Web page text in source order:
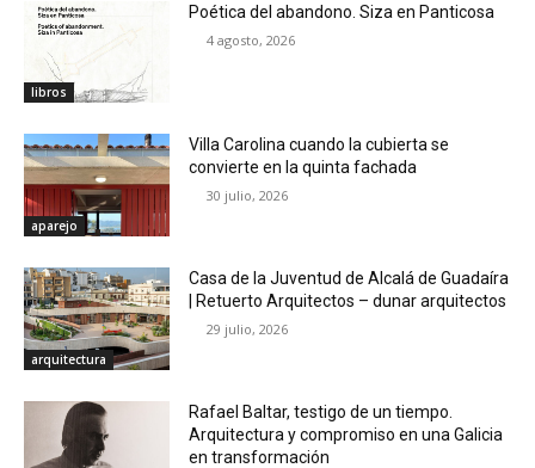
libros
Poética del abandono. Siza en Panticosa
4 agosto, 2026
aparejo
Villa Carolina cuando la cubierta se
convierte en la quinta fachada
30 julio, 2026
arquitectura
Casa de la Juventud de Alcalá de Guadaíra
| Retuerto Arquitectos – dunar arquitectos
29 julio, 2026
Rafael Baltar, testigo de un tiempo.
Arquitectura y compromiso en una Galicia
en transformación